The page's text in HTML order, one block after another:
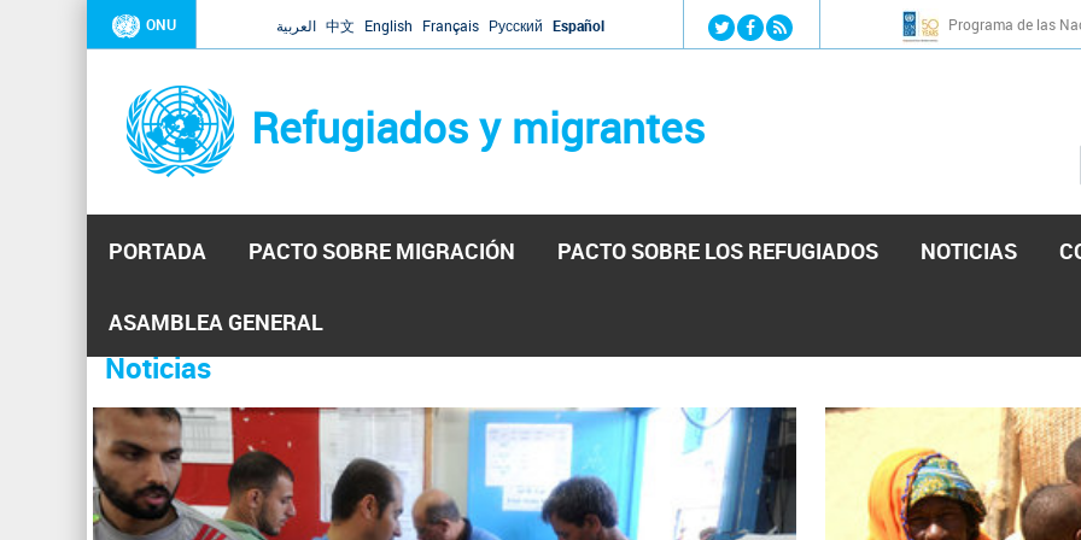
Jump to navigation
ONU العربية 中文 English Français Русский Español Programa de las
Refugiados y migrantes
PORTADA PACTO SOBRE MIGRACIÓN PACTO SOBRE LOS REFUGIADOS NOTICIAS
ASAMBLEA GENERAL
Se
encuentra
usted
aquí
Noticias
31 Ene 2019 -
El Secretario General ha respondido a la carta enviada por el presidente de la Asamblea Nacional de Venezuela solicitando a
ha reiterado que la ONU está lista para hacerlo, pero necesita el consentimiento y la colaboración del Gobierno.